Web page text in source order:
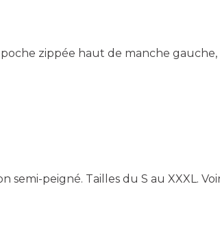
zippée haut de manche
semi-peigné. Tailles du S au XXXL.